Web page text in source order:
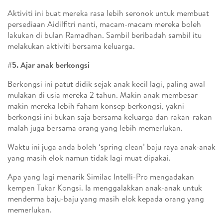
Aktiviti ini buat mereka rasa lebih seronok untuk membuat
persediaan Aidilfitri nanti, macam-macam mereka boleh
lakukan di bulan Ramadhan. Sambil beribadah sambil itu
melakukan aktiviti bersama keluarga.
#5. Ajar anak berkongsi
Berkongsi ini patut didik sejak anak kecil lagi, paling awal
mulakan di usia mereka 2 tahun. Makin anak membesar
makin mereka lebih faham konsep berkongsi, yakni
berkongsi ini bukan saja bersama keluarga dan rakan-rakan
malah juga bersama orang yang lebih memerlukan.
Waktu ini juga anda boleh ‘spring clean’ baju raya anak-anak
yang masih elok namun tidak lagi muat dipakai.
Apa yang lagi menarik Similac Intelli-Pro mengadakan
kempen Tukar Kongsi. Ia menggalakkan anak-anak untuk
menderma baju-baju yang masih elok kepada orang yang
memerlukan.